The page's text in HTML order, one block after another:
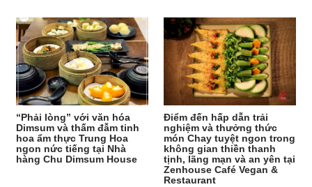
“Phải lòng” với văn hóa
Dimsum và thấm đẫm tinh
hoa ẩm thực Trung Hoa
ngon nức tiếng tại Nhà
hàng Chu Dimsum House
Điểm đến hấp dẫn trải
nghiệm và thưởng thức
món Chay tuyệt ngon trong
không gian thiền thanh
tịnh, lãng mạn và an yên tại
Zenhouse Café Vegan &
Restaurant